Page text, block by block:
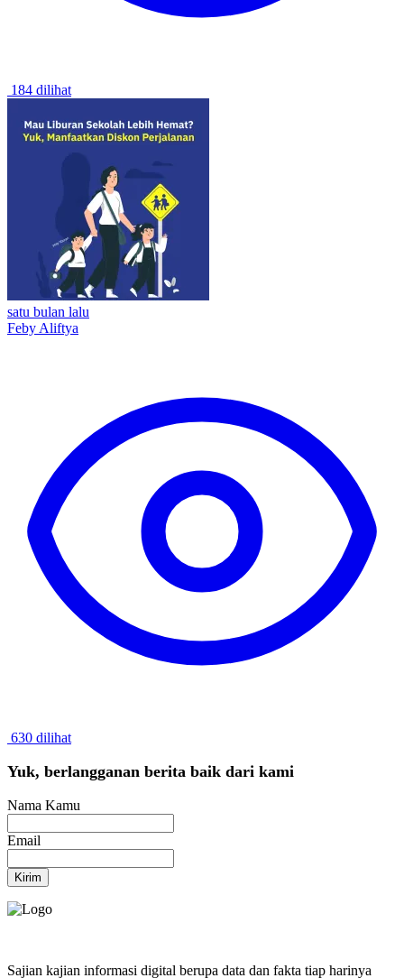
184 dilihat
satu bulan lalu
Feby Aliftya
630 dilihat
Yuk, berlangganan berita baik dari kami
Nama Kamu
Email
Kirim
Sajian kajian informasi digital berupa data dan fakta tiap harinya